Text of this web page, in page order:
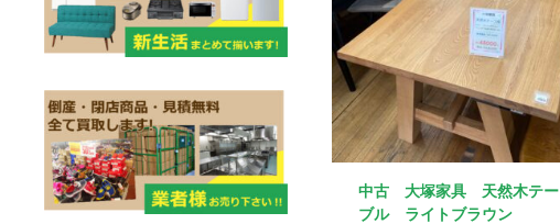
中古 大塚家具 天然木テー
ブル ライトブラウン